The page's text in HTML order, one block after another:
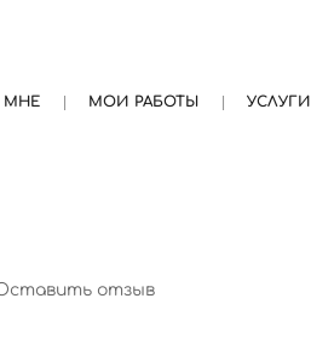
МНЕ МОИ РАБОТЫ УСЛУГИ
отзыв